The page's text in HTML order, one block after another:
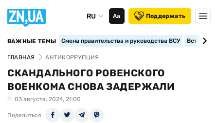
RU Аа Поддержать
ВАЖНЫЕ ТЕМЫ Смена правительства и руководства ВСУ
ГЛАВНАЯ АНТИКОРРУПЦИЯ
СКАНДАЛЬНОГО РОВЕНСКОГО
ВОЕНКОМА СНОВА ЗАДЕРЖАЛИ
03 августа, 2024, 21:00
Поделиться